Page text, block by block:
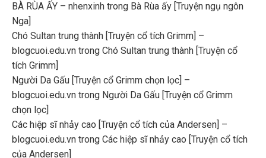
BÀ RÙA ẤY – nhenxinh trong Bà Rùa ấy [Truyện ngụ ngôn
Nga]
Chó Sultan trung thành [Truyện cổ tích Grimm] –
blogcuoi.edu.vn trong Chó Sultan trung thành [Truyện cổ
tích Grimm]
Người Da Gấu [Truyện cổ Grimm chọn lọc] –
blogcuoi.edu.vn trong Người Da Gấu [Truyện cổ Grimm
chọn lọc]
Các hiệp sĩ nhảy cao [Truyện cổ tích của Andersen] –
blogcuoi.edu.vn trong Các hiệp sĩ nhảy cao [Truyện cổ tích
của Andersen]